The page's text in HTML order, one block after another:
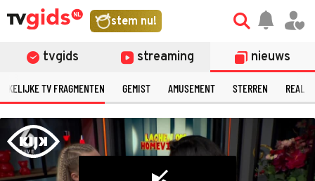
stem nu!
tvgids streaming nieuws
TV FRAGMENTEN GEMIST AMUSEMENT STERREN
©